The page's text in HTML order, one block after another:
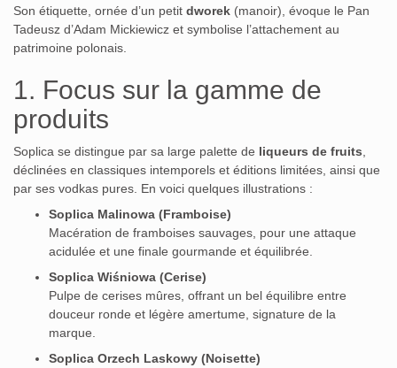
Son étiquette, ornée d’un petit dworek (manoir), évoque le Pan
Tadeusz d’Adam Mickiewicz et symbolise l’attachement au
patrimoine polonais.
1. Focus sur la gamme de
produits
Soplica se distingue par sa large palette de liqueurs de fruits
déclinées en classiques intemporels et éditions limitées, ainsi que
par ses vodkas pures. En voici quelques illustrations :
Soplica Malinowa (Framboise)
Macération de framboises sauvages, pour une attaque
acidulée et une finale gourmande et équilibrée.
Soplica Wiśniowa (Cerise)
Pulpe de cerises mûres, offrant un bel équilibre entre
douceur ronde et légère amertume, signature de la
marque.
Soplica Orzech Laskowy (Noisette)